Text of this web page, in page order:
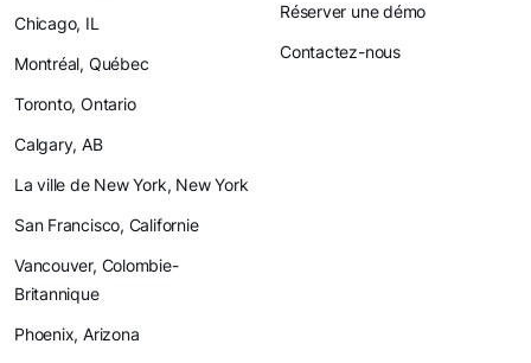
Chicago, IL
Montréal, Québec
Toronto, Ontario
Calgary, AB
La ville de New York, New York
San Francisco, Californie
Vancouver, Colombie-
Britannique
Phoenix, Arizona
Réserver une démo
Contactez-nous